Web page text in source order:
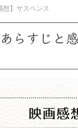
想】サスペンス
らすじ